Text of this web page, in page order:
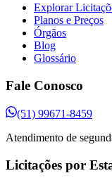
Explorar
Planos e Preços
Órgãos
Blog
Glossário
Fale Conosco
(51) 99671-8459
Atendimento de
Licitações por